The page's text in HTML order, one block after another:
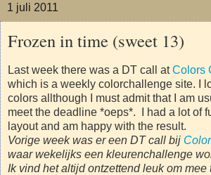
1 juli 2011
Frozen in time (sweet 13)
Last week there was a DT call atColors
which is a weekly colorchallenge site. I
colors allthough I must admit that I am
meet the deadline *oeps*. I had a lot of
layout and am happy with the result.
Vorige week was er een DT call bij
waar wekelijks een kleurenchallenge
Ik vind het altijd ontzettend leuk om mee